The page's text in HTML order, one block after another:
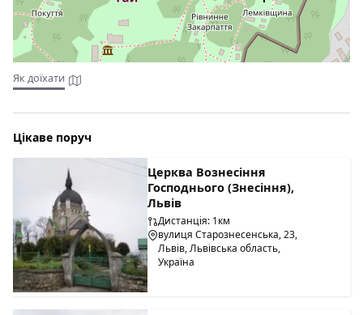
Як доїхати
Цікаве поруч
Церква Вознесіння
Господнього (Знесіння),
Львів
Дистанція: 1км
вулиця Старознесенська, 23,
Львів, Львівська область,
Україна